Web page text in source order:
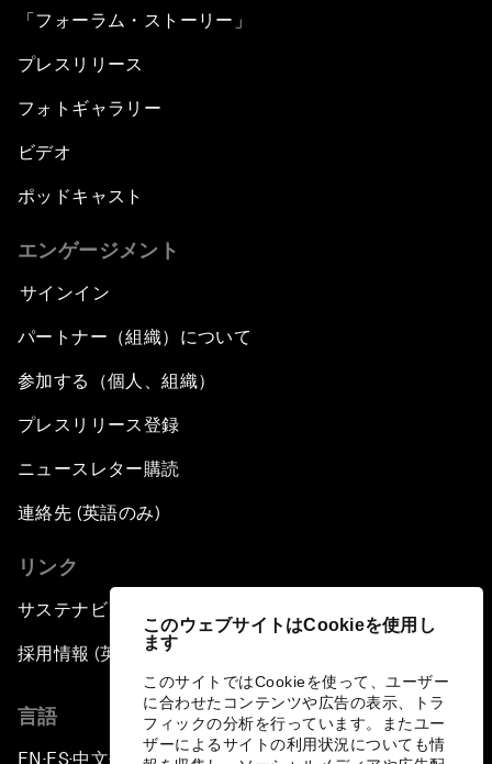
このウェブサイトはCookieを使用し
ます
このサイトではCookieを使って、ユーザー
に合わせたコンテンツや広告の表示、トラ
フィックの分析を行っています。またユー
ザーによるサイトの利用状況についても情
「フォーラム・ストーリー」
プレスリリース
フォトギャラリー
ビデオ
ポッドキャスト
エンゲージメント
サインイン
パートナー（組織）について
参加する（個人、組織）
プレスリリース登録
ニュースレター購読
連絡先 (英語のみ)
リンク
サステナビリティへの取り組み
採用情報 (英語のみ)
言語
EN ▪ES▪中文▪ 日本語